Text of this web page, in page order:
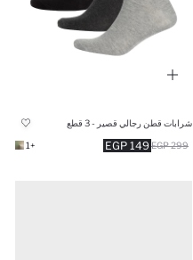
شرابات قطن رجالي قصير - 3 قطع
149 EGP 299 EGP
+1